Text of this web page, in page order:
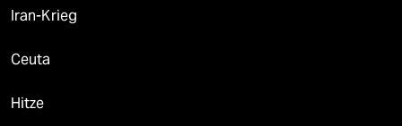
Iran-Krieg
Ceuta
Hitze